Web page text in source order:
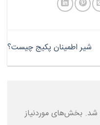
شیر اطمینان پکیج چیست؟
شد. بخش‌های موردنیاز